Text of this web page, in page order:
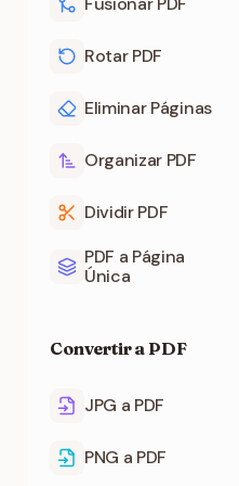
Rotar PDF
Eliminar Páginas
Organizar PDF
Dividir PDF
PDF a Página
Única
Convertir a PDF
JPG a PDF
PNG a PDF